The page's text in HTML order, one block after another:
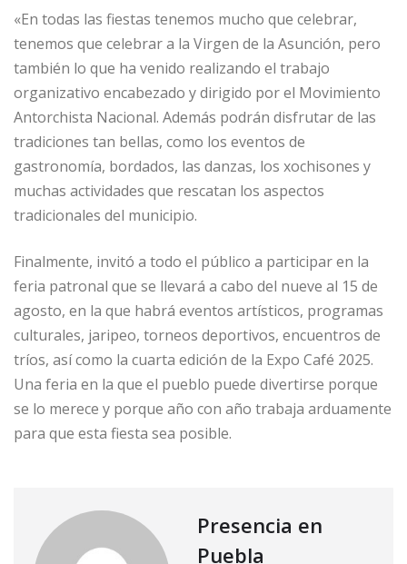
«En todas las fiestas tenemos mucho que celebrar,
tenemos que celebrar a la Virgen de la Asunción, pero
también lo que ha venido realizando el trabajo
organizativo encabezado y dirigido por el Movimiento
Antorchista Nacional. Además podrán disfrutar de las
tradiciones tan bellas, como los eventos de
gastronomía, bordados, las danzas, los xochisones y
muchas actividades que rescatan los aspectos
tradicionales del municipio.
Finalmente, invitó a todo el público a participar en la
feria patronal que se llevará a cabo del nueve al 15 de
agosto, en la que habrá eventos artísticos, programas
culturales, jaripeo, torneos deportivos, encuentros de
tríos, así como la cuarta edición de la Expo Café 2025.
Una feria en la que el pueblo puede divertirse porque
se lo merece y porque año con año trabaja arduamente
para que esta fiesta sea posible.
Presencia en
Puebla